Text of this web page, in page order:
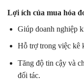
Lợi ích của mua hóa
Giúp doanh nghiệp
Hỗ trợ trong việc kê
Tăng độ tin cậy và
đối tác.